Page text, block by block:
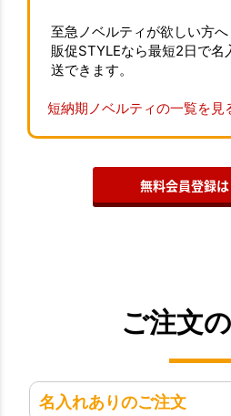
至急ノベルティが欲しい方へ
販促STYLEなら最短2日で名
送できます。
短納期ノベルティの一覧を見
無料会員登録
ご注文
名入れありのご注文